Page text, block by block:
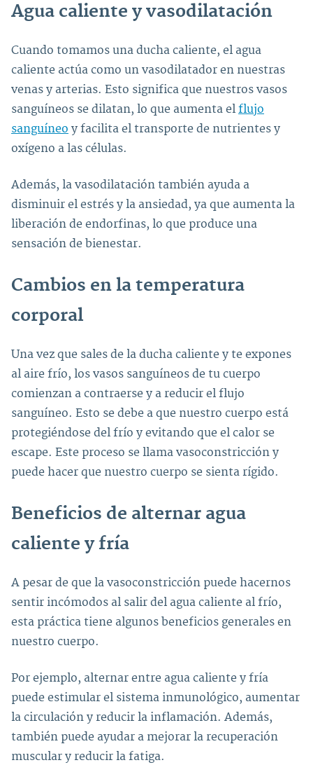
Agua caliente y vasodilatación
Cuando tomamos una ducha caliente, el agua
caliente actúa como un vasodilatador en nuestras
venas y arterias. Esto significa que nuestros vasos
sanguíneos se dilatan, lo que aumenta el flujo
sanguíneo y facilita el transporte de nutrientes y
oxígeno a las células.
Además, la vasodilatación también ayuda a
disminuir el estrés y la ansiedad, ya que aumenta la
liberación de endorfinas, lo que produce una
sensación de bienestar.
Cambios en la temperatura
corporal
Una vez que sales de la ducha caliente y te expones
al aire frío, los vasos sanguíneos de tu cuerpo
comienzan a contraerse y a reducir el flujo
sanguíneo. Esto se debe a que nuestro cuerpo está
protegiéndose del frío y evitando que el calor se
escape. Este proceso se llama vasoconstricción y
puede hacer que nuestro cuerpo se sienta rígido.
Beneficios de alternar agua
caliente y fría
A pesar de que la vasoconstricción puede hacernos
sentir incómodos al salir del agua caliente al frío,
esta práctica tiene algunos beneficios generales en
nuestro cuerpo.
Por ejemplo, alternar entre agua caliente y fría
puede estimular el sistema inmunológico, aumentar
la circulación y reducir la inflamación. Además,
también puede ayudar a mejorar la recuperación
muscular y reducir la fatiga.